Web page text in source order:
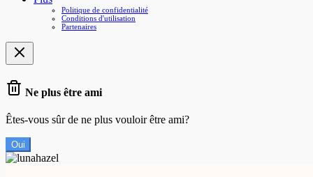
Politique de confidentialité
Conditions d'utilisation
Partenaires
Ne plus être ami
Êtes-vous sûr de ne plus vouloir être ami?
Oui